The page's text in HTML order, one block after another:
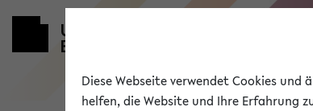
Diese Webseite verwendet Cookies
helfen, die Website und Ihre Erfahrung